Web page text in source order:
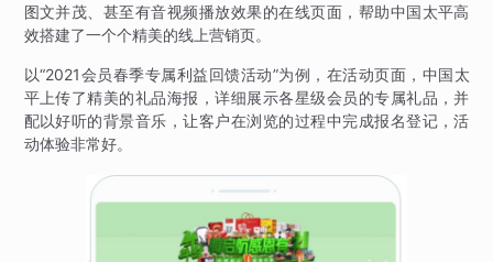
图文并茂、甚至有音视频播放效果的在线页面，帮助中国太平高
效搭建了一个个精美的线上营销页。
以“2021会员春季专属利益回馈活动”为例，在活动页面，中国太
平上传了精美的礼品海报，详细展示各星级会员的专属礼品，并
配以好听的背景音乐，让客户在浏览的过程中完成报名登记，活
动体验非常好。